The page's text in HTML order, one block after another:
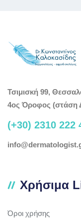
Τσιμισκή 99,
4ος Όροφος (στάση
(+30) 2310 222
Χρήσιμα
Όροι χρήσης